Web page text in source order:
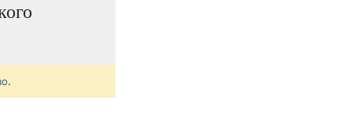
.